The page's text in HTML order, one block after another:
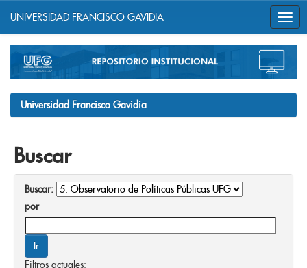
navigation
UNIVERSIDAD FRANCISCO GAVIDIA
Universidad Francisco Gavidia
Buscar
Buscar:
por
Filtros actuales: